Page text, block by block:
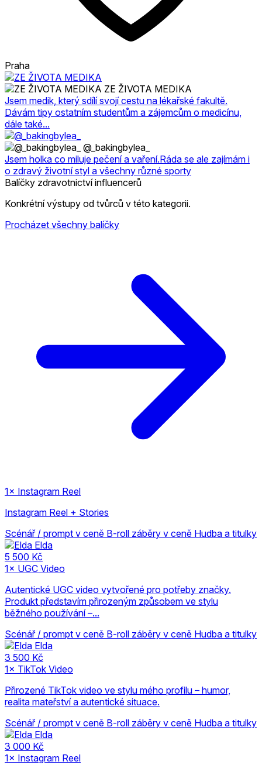
Praha
ZE ŽIVOTA MEDIKA
Jsem medik, který sdílí svojí cestu na lékařské fakultě.
Dávám tipy ostatním studentům a zájemcům o medicínu,
dále také...
@_bakingbylea_
Jsem holka co miluje pečení a vaření.Ráda se ale zajímám i
o zdravý životní styl a všechny různé sporty
Balíčky zdravotnictví influencerů
Konkrétní výstupy od tvůrců v této kategorii.
Procházet všechny balíčky
1× Instagram Reel
Instagram Reel + Stories
Scénář / prompt v ceně B-roll záběry v ceně Hudba a titulky
Elda
5 500 Kč
1× UGC Video
Autentické UGC video vytvořené pro potřeby značky.
Produkt představím přirozeným způsobem ve stylu
běžného používání –...
Scénář / prompt v ceně B-roll záběry v ceně Hudba a titulky
Elda
3 500 Kč
1× TikTok Video
Přirozené TikTok video ve stylu mého profilu – humor,
realita mateřství a autentické situace.
Scénář / prompt v ceně B-roll záběry v ceně Hudba a titulky
Elda
3 000 Kč
1× Instagram Reel